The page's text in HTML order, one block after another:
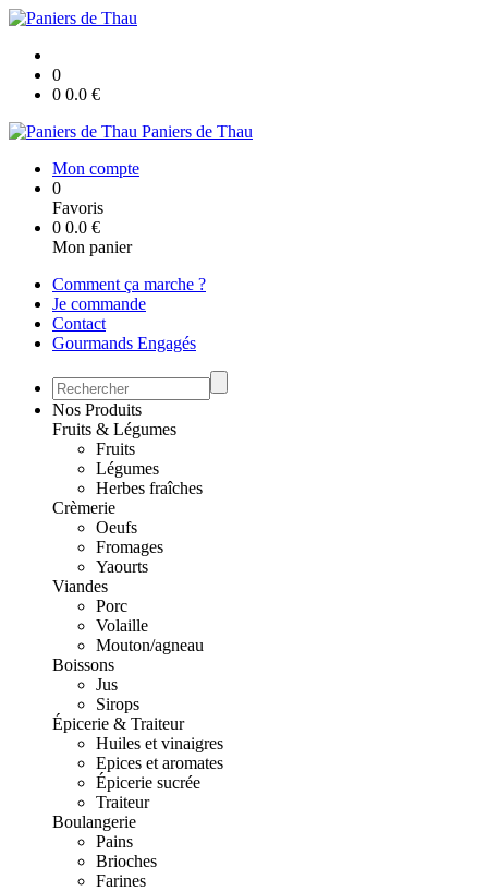
0
0 0.0 €
Paniers de Thau
Mon compte
0
Favoris
0 0.0 €
Mon panier
Comment ça marche ?
Je commande
Contact
Gourmands Engagés
Nos Produits
Fruits & Légumes
Fruits
Légumes
Herbes fraîches
Crèmerie
Oeufs
Fromages
Yaourts
Viandes
Porc
Volaille
Mouton/agneau
Boissons
Jus
Sirops
Épicerie & Traiteur
Huiles et vinaigres
Epices et aromates
Épicerie sucrée
Traiteur
Boulangerie
Pains
Brioches
Farines